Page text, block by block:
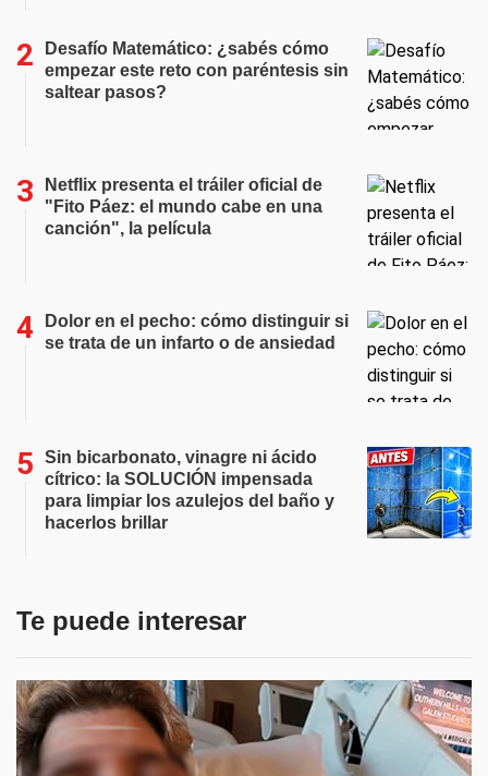
Desafío Matemático: ¿sabés cómo
empezar este reto con paréntesis sin
saltear pasos?
Netflix presenta el tráiler oficial de
"Fito Páez: el mundo cabe en una
canción", la película
Dolor en el pecho: cómo distinguir si
se trata de un infarto o de ansiedad
Sin bicarbonato, vinagre ni ácido
cítrico: la SOLUCIÓN impensada
para limpiar los azulejos del baño y
hacerlos brillar
Te puede interesar